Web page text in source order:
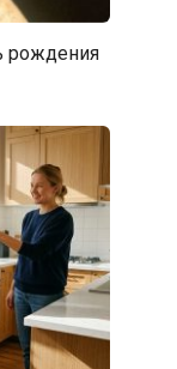
рождения